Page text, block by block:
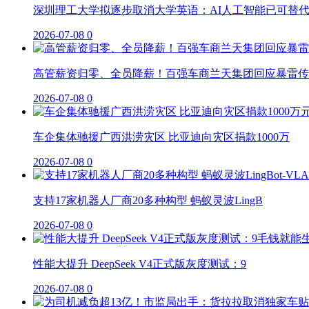
深圳理工大学拟逐步取消大学英语：AI人工智能已可替代
2026-07-08 0
高管薪资归零、全员降薪！百强车商兰天集团回应暴雷
2026-07-08 0
车企集体驰援广西洪涝灾区 比亚迪向灾区捐款1000万
2026-07-08 0
支持17家机器人厂商20多种构型 蚂蚁灵波LingB
2026-07-08 0
性能大提升 DeepSeek V4正式版灰度测试：9
2026-07-08 0